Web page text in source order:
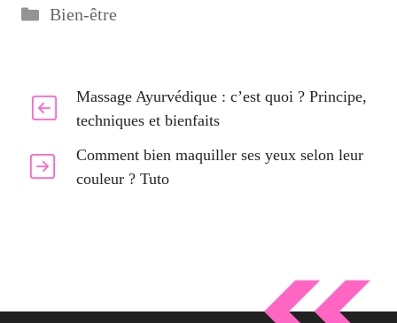
Catégories
Bien-être
Massage Ayurvédique : c’est quoi ? Principe,
techniques et bienfaits
Comment bien maquiller ses yeux selon leur
couleur ? Tuto